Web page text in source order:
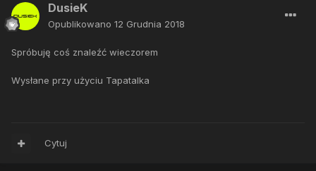
DusieK
Opublikowano 12 Grudnia 2018
Spróbuję coś znaleźć wieczorem
Wysłane przy użyciu Tapatalka
Cytuj